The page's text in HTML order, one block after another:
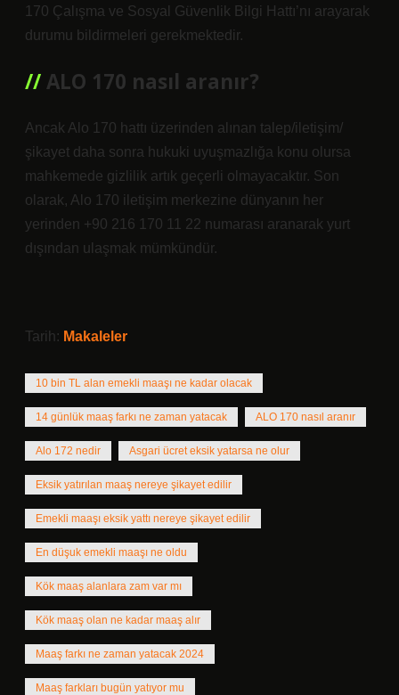
170 Çalışma ve Sosyal Güvenlik Bilgi Hattı’nı arayarak
durumu bildirmeleri gerekmektedir.
ALO 170 nasıl aranır?
Ancak Alo 170 hattı üzerinden alınan talep/iletişim/
şikayet daha sonra hukuki uyuşmazlığa konu olursa
mahkemede gizlilik artık geçerli olmayacaktır. Son
olarak, Alo 170 iletişim merkezine dünyanın her
yerinden +90 216 170 11 22 numarası aranarak yurt
dışından ulaşmak mümkündür.
Tarih: Makaleler
10 bin TL alan emekli maaşı ne kadar olacak
14 günlük maaş farkı ne zaman yatacak ALO 170 nasıl aranır
Alo 172 nedir Asgari ücret eksik yatarsa ne olur
Eksik yatırılan maaş nereye şikayet edilir
Emekli maaşı eksik yattı nereye şikayet edilir
En düşuk emekli maaşı ne oldu
Kök maaş alanlara zam var mı
Kök maaş olan ne kadar maaş alır
Maaş farkı ne zaman yatacak 2024
Maaş farkları bugün yatıyor mu